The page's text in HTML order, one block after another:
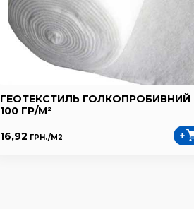
ГЕОТЕКСТИЛЬ ГОЛКОПРОБИВНИЙ
100 ГР/М²
16,92 ГРН./М2